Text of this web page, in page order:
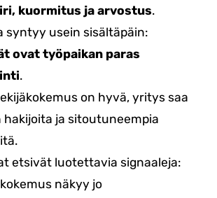
kuormitus ja arvostus.
syntyy usein sisältäpäin:
ovat työpaikan paras
.
on hyvä, yritys saa
hakijoita ja sitoutuneempia
etsivät luotettavia signaaleja:
näkyy jo